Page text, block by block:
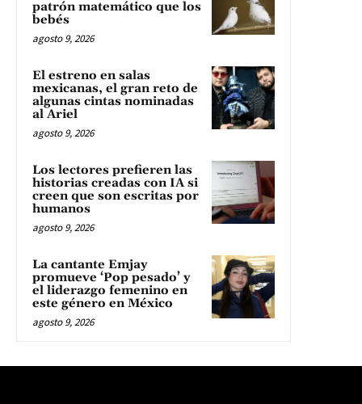
patrón matemático que los
bebés
agosto 9, 2026
El estreno en salas
mexicanas, el gran reto de
algunas cintas nominadas
al Ariel
agosto 9, 2026
Los lectores prefieren las
historias creadas con IA si
creen que son escritas por
humanos
agosto 9, 2026
La cantante Emjay
promueve ‘Pop pesado’ y
el liderazgo femenino en
este género en México
agosto 9, 2026